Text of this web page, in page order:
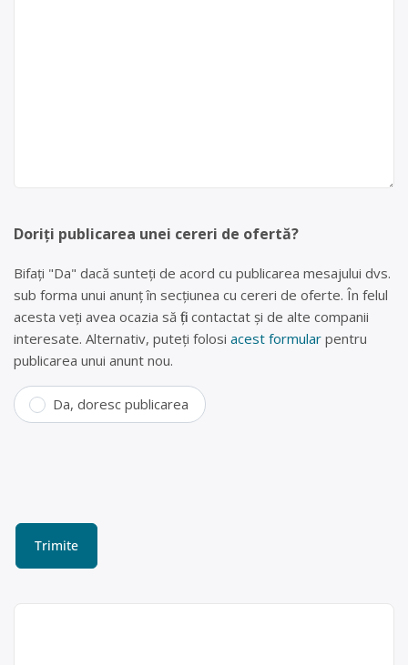
Doriți publicarea unei cereri de ofertă?
Bifați "Da" dacă sunteți de acord cu publicarea mesajului dvs.
sub forma unui anunț în secțiunea cu cereri de oferte. În felul
acesta veți avea ocazia să fiți contactat și de alte companii
interesate. Alternativ, puteți folosi acest formular pentru
publicarea unui anunt nou.
Da, doresc publicarea